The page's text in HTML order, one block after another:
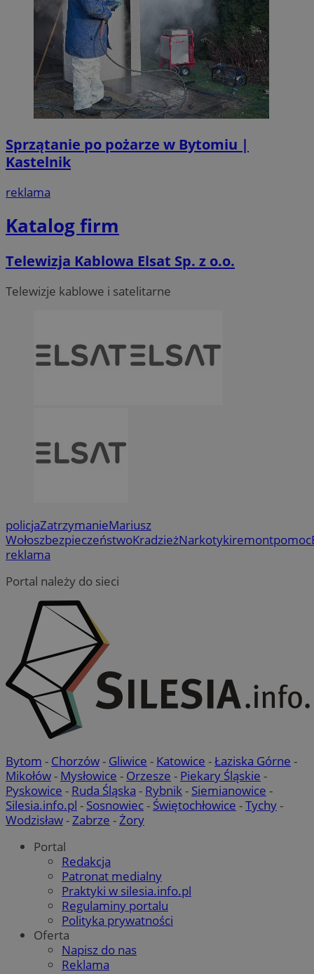
Sprzątanie po pożarze w Bytomiu |
Kastelnik
reklama
Katalog firm
Telewizja Kablowa Elsat Sp. z o.o.
Telewizje kablowe i satelitarne
policjaZatrzymanieMariusz
WołoszbezpieczeństwoKradzieżNarkotykiremontpomoc
reklama
Portal należy do sieci
Bytom - Chorzów- Gliwice - Katowice -Łaziska Górne -
Mikołów- Mysłowice - Orzesze - Piekary Śląskie -
Pyskowice - Ruda Śląska - Rybnik- Siemianowice -
Silesia.info.pl - Sosnowiec- Świętochłowice -Tychy-
Wodzisław-Zabrze -Żory
Portal
Redakcja
Patronat medialny
Praktyki w silesia.info.pl
Regulaminy portalu
Polityka prywatności
Oferta
Napisz do nas
Reklama